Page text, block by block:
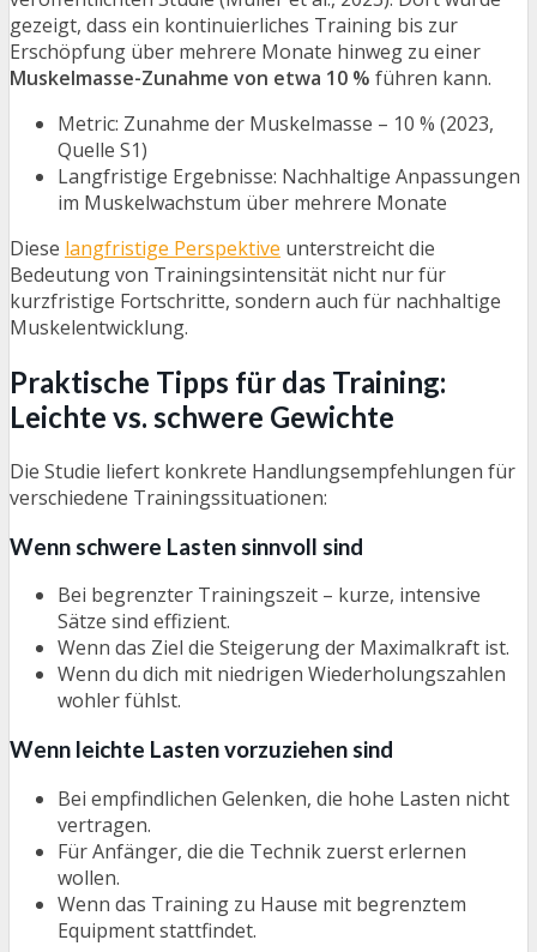
gezeigt, dass ein kontinuierliches Training bis zur
Erschöpfung über mehrere Monate hinweg zu einer
Muskelmasse-Zunahme von etwa 10 % führen kann.
Metric: Zunahme der Muskelmasse – 10 % (2023,
Quelle S1)
Langfristige Ergebnisse: Nachhaltige Anpassungen
im Muskelwachstum über mehrere Monate
Diese langfristige Perspektive unterstreicht die
Bedeutung von Trainingsintensität nicht nur für
kurzfristige Fortschritte, sondern auch für nachhaltige
Muskelentwicklung.
Praktische Tipps für das Training:
Leichte vs. schwere Gewichte
Die Studie liefert konkrete Handlungsempfehlungen für
verschiedene Trainingssituationen:
Wenn schwere Lasten sinnvoll sind
Bei begrenzter Trainingszeit – kurze, intensive
Sätze sind effizient.
Wenn das Ziel die Steigerung der Maximalkraft ist.
Wenn du dich mit niedrigen Wiederholungszahlen
wohler fühlst.
Wenn leichte Lasten vorzuziehen sind
Bei empfindlichen Gelenken, die hohe Lasten nicht
vertragen.
Für Anfänger, die die Technik zuerst erlernen
wollen.
Wenn das Training zu Hause mit begrenztem
Equipment stattfindet.